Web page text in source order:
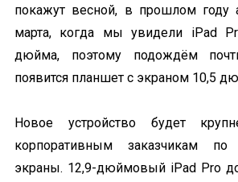
покажут весной, в прошлом году
марта, когда мы увидели iPad
дюйма, поэтому подождём
появится планшет с экраном 10,5
Новое устройство будет
корпоративным заказчикам
экраны. 12,9-дюймовый iPad Pro